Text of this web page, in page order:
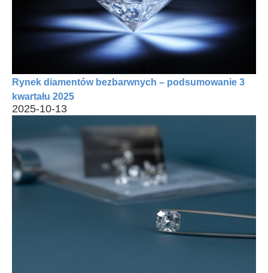
Rynek diamentów bezbarwnych – podsumowanie 3
kwartału 2025
2025-10-13